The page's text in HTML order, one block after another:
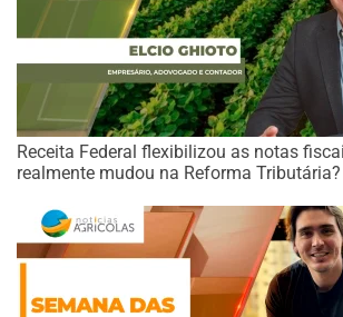
Receita Federal flexibilizou as notas
realmente mudou na Reforma Tributária?